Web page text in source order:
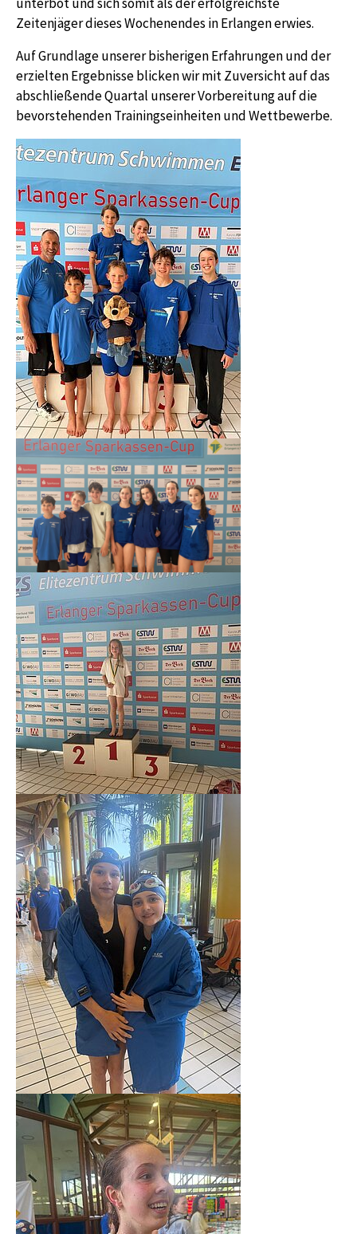
Zeitenjäger dieses Wochenendes in Erlangen erwies.
Auf Grundlage unserer bisherigen Erfahrungen und der
erzielten Ergebnisse blicken wir mit Zuversicht auf das
abschließende Quartal unserer Vorbereitung auf die
bevorstehenden Trainingseinheiten und Wettbewerbe.